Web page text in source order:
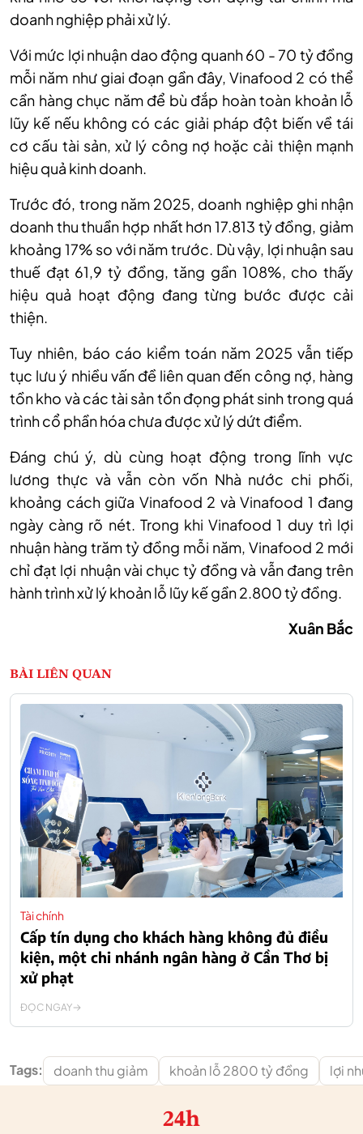
doanh nghiệp phải xử lý.
Với mức lợi nhuận dao động quanh 60 - 70 tỷ đồng
mỗi năm như giai đoạn gần đây, Vinafood 2 có thể
cần hàng chục năm để bù đắp hoàn toàn khoản lỗ
lũy kế nếu không có các giải pháp đột biến về tái
cơ cấu tài sản, xử lý công nợ hoặc cải thiện mạnh
hiệu quả kinh doanh.
Trước đó, trong năm 2025, doanh nghiệp ghi nhận
doanh thu thuần hợp nhất hơn 17.813 tỷ đồng, giảm
khoảng 17% so với năm trước. Dù vậy, lợi nhuận sau
thuế đạt 61,9 tỷ đồng, tăng gần 108%, cho thấy
hiệu quả hoạt động đang từng bước được cải
thiện.
Tuy nhiên, báo cáo kiểm toán năm 2025 vẫn tiếp
tục lưu ý nhiều vấn đề liên quan đến công nợ, hàng
tồn kho và các tài sản tồn đọng phát sinh trong quá
trình cổ phần hóa chưa được xử lý dứt điểm.
Đáng chú ý, dù cùng hoạt động trong lĩnh vực
lương thực và vẫn còn vốn Nhà nước chi phối,
khoảng cách giữa Vinafood 2 và Vinafood 1 đang
ngày càng rõ nét. Trong khi Vinafood 1 duy trì lợi
nhuận hàng trăm tỷ đồng mỗi năm, Vinafood 2 mới
chỉ đạt lợi nhuận vài chục tỷ đồng và vẫn đang trên
hành trình xử lý khoản lỗ lũy kế gần 2.800 tỷ đồng.
Xuân Bắc
BÀI LIÊN QUAN
Tài chính
Cấp tín dụng cho khách hàng không đủ điều
kiện, một chi nhánh ngân hàng ở Cần Thơ bị
xử phạt
ĐỌC NGAY
Tags: doanh thu giảm khoản lỗ 2800 tỷ đồng lợi
24h